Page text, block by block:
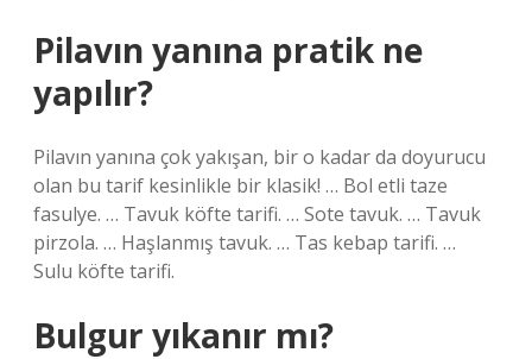
Pilavın yanına pratik ne
yapılır?
Pilavın yanına çok yakışan, bir o kadar da doyurucu
olan bu tarif kesinlikle bir klasik! … Bol etli taze
fasulye. … Tavuk köfte tarifi. … Sote tavuk. … Tavuk
pirzola. … Haşlanmış tavuk. … Tas kebap tarifi. …
Sulu köfte tarifi.
Bulgur yıkanır mı?